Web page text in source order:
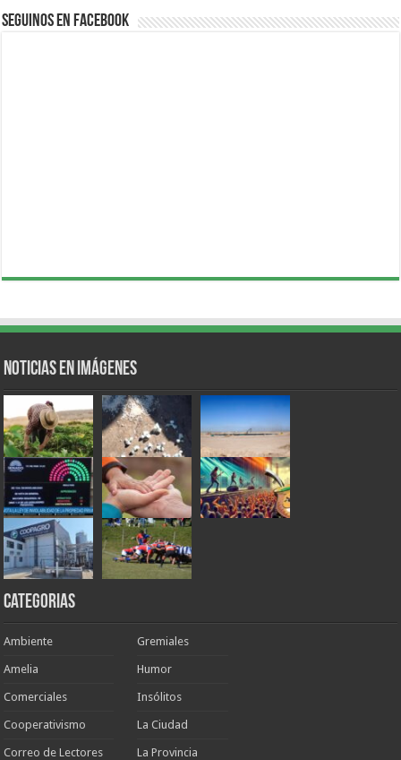
Seguinos en Facebook
Noticias en Imágenes
Categorias
Ambiente
Amelia
Comerciales
Cooperativismo
Correo de Lectores
Gremiales
Humor
Insólitos
La Ciudad
La Provincia